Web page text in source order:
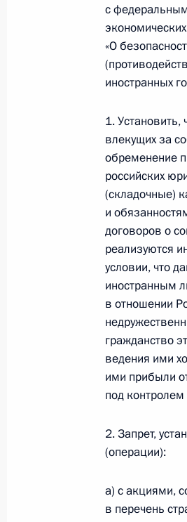
8 августа
Указ о
8 августа 2022
Указ о
8 августа 2022
Указ о
8 августа 2022
5 августа
некоторых
5 августа 2022
с
«О
иностранных
1.
влекущих за
обременение
российских
(складочные)
и
договоров о
реализуются
условии, что
иностранным
в отношении
гражданство
ведения ими
ими прибыли
под
2. Запрет,
(операции):
а) с акциями,
в перечень